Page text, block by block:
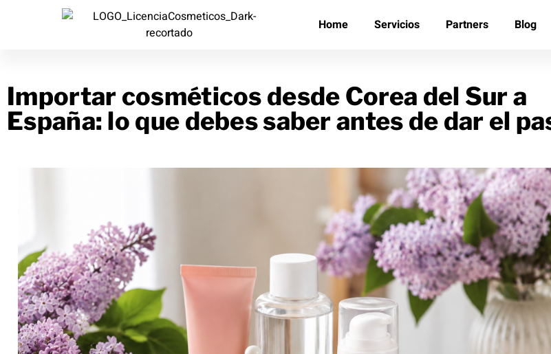
Home Servicios Partners Blog
Importar cosméticos desde Corea del Sur a
España: lo que debes saber antes de dar el